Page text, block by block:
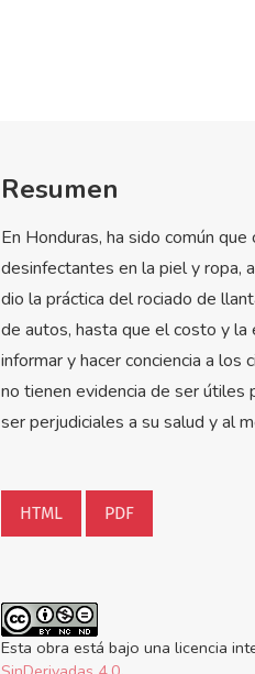
Resumen
En Honduras, ha sido común
desinfectantes en la piel y ropa,
dio la práctica del rociado de
de autos, hasta que el costo y la
informar y hacer conciencia a los
no tienen evidencia de ser
ser perjudiciales a su salud y al
HTML PDF
Esta obra está bajo una licencia